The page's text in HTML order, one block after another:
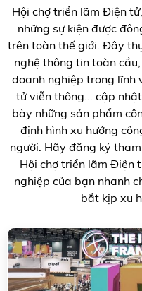
Hội chợ triển lãm Điện
những sự kiện được
trên toàn thế giới. Đây
nghệ thông tin toàn
doanh nghiệp trong lĩnh
tử viễn thông... cập
bày những sản phẩm
định hình xu hướng
người. Hãy đăng ký
Hội chợ triển lãm Điện
nghiệp của bạn nhanh
bắt kịp xu